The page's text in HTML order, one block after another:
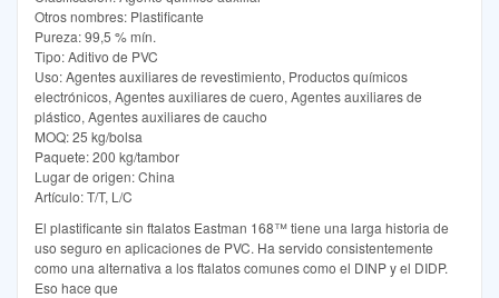
Otros nombres: Plastificante
Pureza: 99,5 % mín.
Tipo: Aditivo de PVC
Uso: Agentes auxiliares de revestimiento, Productos químicos
electrónicos, Agentes auxiliares de cuero, Agentes auxiliares de
plástico, Agentes auxiliares de caucho
MOQ: 25 kg/bolsa
Paquete: 200 kg/tambor
Lugar de origen: China
Artículo: T/T, L/C
El plastificante sin ftalatos Eastman 168™ tiene una larga historia de
uso seguro en aplicaciones de PVC. Ha servido consistentemente
como una alternativa a los ftalatos comunes como el DINP y el DIDP.
Eso hace que